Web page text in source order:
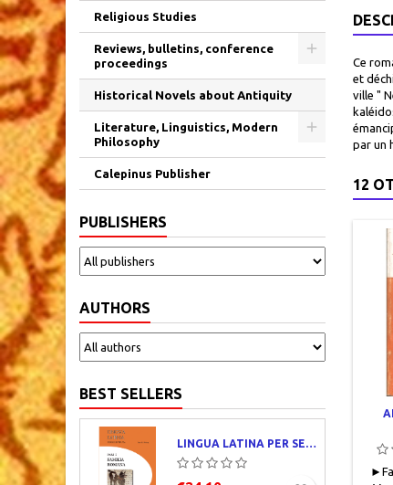
Religious Studies
Reviews, bulletins, conference
proceedings
Historical Novels about Antiquity
Literature, Linguistics, Modern
Philosophy
Calepinus Publisher
PUBLISHERS
AUTHORS
BEST SELLERS
LINGUA LATINA PER SE ILLUSTRATA. PARS I : FAMILIA ROMANA
Ce
et
ville "
par un
12